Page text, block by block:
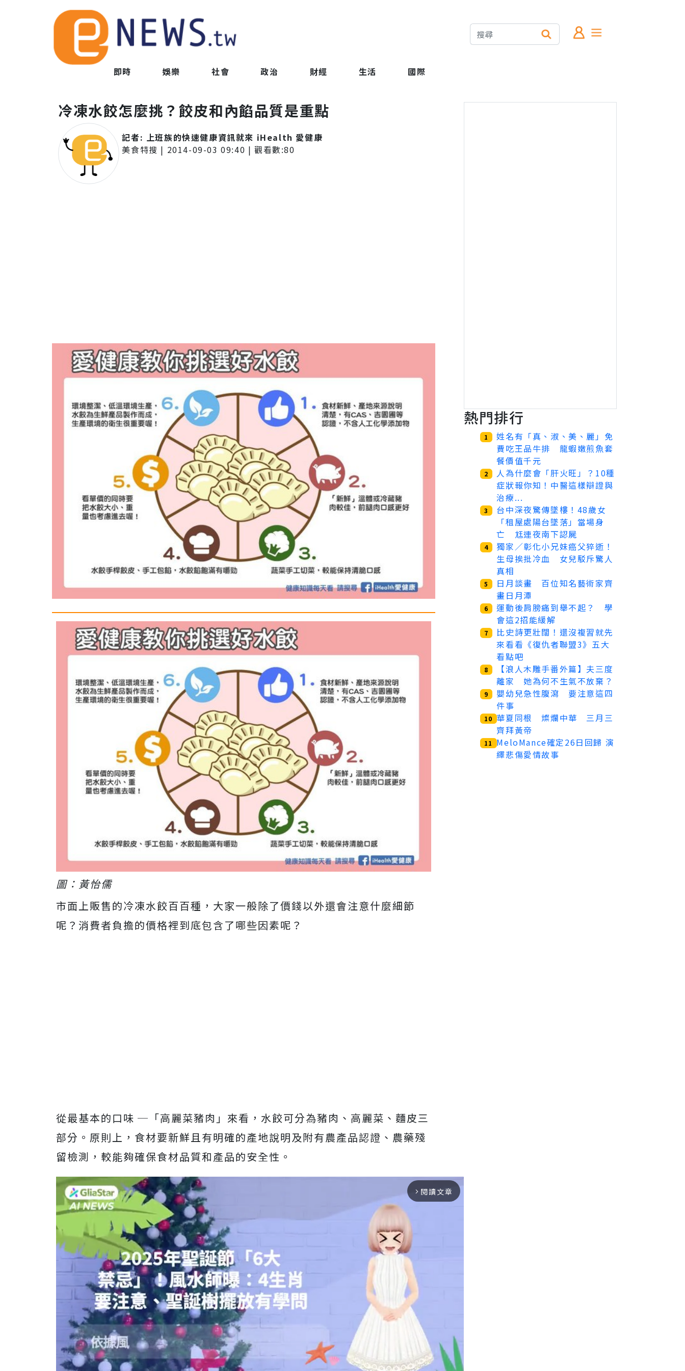
即時 娛樂 社會 政治 財經 生活 國際
冷凍水餃怎麼挑？餃皮和內餡品質是重點
記者: 上班族的快速健康資訊就來 iHealth 愛健康
美食特搜 | 2014-09-03 09:40 | 觀看數:80
圖：黃怡儒
市面上販售的冷凍水餃百百種，大家一般除了價錢以外還會注意什麼細節
呢？消費者負擔的價格裡到底包含了哪些因素呢？
從最基本的口味 ─「高麗菜豬肉」來看，水餃可分為豬肉、高麗菜、麵皮三
部分。原則上，食材要新鮮且有明確的產地說明及附有農產品認證、農藥殘
留檢測，較能夠確保食材品質和產品的安全性。
arrow_forward_ios 閱讀文章
熱門排行
1
姓名有「真、淑、美、麗」免
費吃王品牛排 龍蝦嫩煎魚套
餐價值千元
2
人為什麼會「肝火旺」？10種
症狀報你知！中醫這樣辯證與
治療...
3
台中深夜驚傳墜樓！48歲女
「租屋處陽台墜落」當場身
亡 尪連夜南下認屍
4
獨家／彰化小兄妹癌父猝逝！
生母挨批冷血 女兒駁斥驚人
真相
5
日月談畫 百位知名藝術家齊
畫日月潭
6
運動後肩膀痛到舉不起？ 學
會這2招能緩解
7
比史詩更壯闊！還沒複習就先
來看看《復仇者聯盟3》五大
看點吧
8
【浪人木雕手番外篇】夫三度
離家 她為何不生氣不放棄？
9
嬰幼兒急性腹瀉 要注意這四
件事
10 華夏同根 燦爛中華 三月三
齊拜黃帝
11
MeloMance確定26日回歸 演
繹悲傷愛情故事